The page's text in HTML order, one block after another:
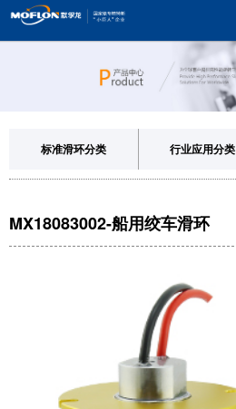
标准滑环分类 行业应用分类
MX18083002-船用绞车滑环